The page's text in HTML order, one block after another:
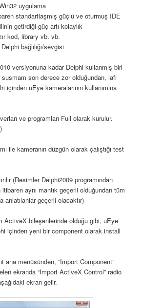
uygulama
standartlaşmış güçlü ve oturmuş IDE
getirdiği güç artı kolaylık
kod, library vb. vb.
bağlılığı/sevgisi
versiyonuna kadar Delphi kullanmış biri
susmam son derece zor olduğundan, lafı
içinden uEye kameralarının kullanımına
ve programları Full olarak kurulur.
ile kameranın düzgün olarak çalıştığı test
(Resimler Delphi2009 programından
itibaren aynı mantık geçerli olduğundan tüm
anlatılanlar geçerli olacaktır)
ActiveX bileşenlerinde olduğu gibi, uEye
içinden yeni bir component olarak install
ana menüsünden, “Import Component”
ekranda “Import ActiveX Control” radio
ekran gelir.